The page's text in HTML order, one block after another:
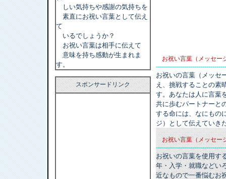
しい気持ちや感謝の気持ちを
素直にお祝い言葉として伝え
て
いるでしょうか？
お祝い言葉は相手に伝えて
意味を持ち感動が生まれま
す。
スポンサードリンク
お祝い言葉（メッセー
お祝いの言葉（メッセ
え、挑戦することの素
す。あなたは人に言葉
共に歩むパートナーと
する命には、なにもの
ジ）として伝えていき
お祝い言葉（メッセー
お祝いの言葉を使用す
年・入学・就職などい
近なもので一番悩むお